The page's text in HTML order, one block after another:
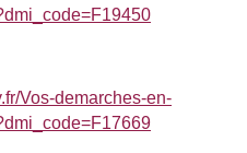
Vos-demarches-en-